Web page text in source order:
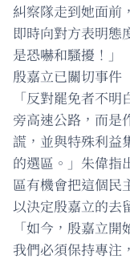
糾察隊走到她面前
即時向對方表明態
是恐嚇和騷擾！」
殷嘉立已關切事件
「反對罷免者不
旁高速公路，而是
謊，並與特殊利益
的選區。」朱偉指
區有機會把這個民
以決定殷嘉立的去
「如今，殷嘉立
我們必須保持專注